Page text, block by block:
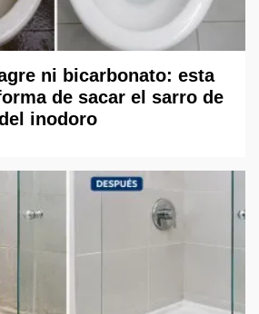
ni bicarbonato: esta
de sacar el sarro de
inodoro